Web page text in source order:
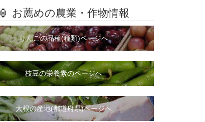
🏮 お薦めの農業・作物情報
りんごの品種(種類)ページへ
枝豆の栄養素のページへ
大根の産地(都道府県)ページへ